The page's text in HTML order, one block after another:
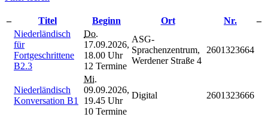
– Titel Beginn Ort Nr.
–
Niederländisch
für
Fortgeschrittene
B2.3
Do.
17.09.2026,
18.00 Uhr
12 Termine
ASG-
Sprachenzentrum,
Werdener Straße 4
2601323664
Niederländisch
Konversation B1
Mi.
09.09.2026,
19.45 Uhr
10 Termine
Digital 2601323666